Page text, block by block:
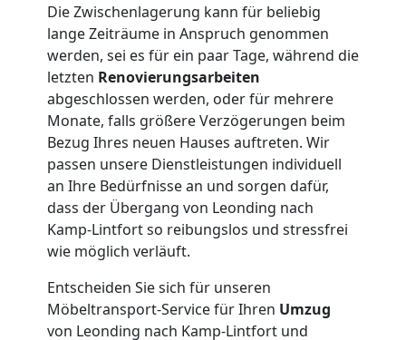
Die Zwischenlagerung kann für beliebig
lange Zeiträume in Anspruch genommen
werden, sei es für ein paar Tage, während die
letzten Renovierungsarbeiten
abgeschlossen werden, oder für mehrere
Monate, falls größere Verzögerungen beim
Bezug Ihres neuen Hauses auftreten. Wir
passen unsere Dienstleistungen individuell
an Ihre Bedürfnisse an und sorgen dafür,
dass der Übergang von Leonding nach
Kamp-Lintfort so reibungslos und stressfrei
wie möglich verläuft.
Entscheiden Sie sich für unseren
Möbeltransport-Service für Ihren Umzug
von Leonding nach Kamp-Lintfort und